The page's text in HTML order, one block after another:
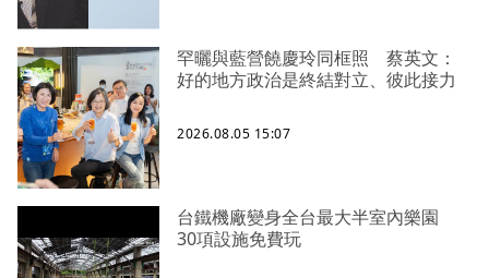
罕曬與藍營饒慶玲同框照 蔡英文：
好的地方政治是終結對立、彼此接力
2026.08.05 15:07
台鐵機廠變身全台最大半室內樂園
30項設施免費玩